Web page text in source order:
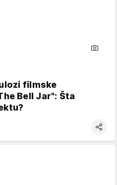
filmske
Bell Jar": Šta